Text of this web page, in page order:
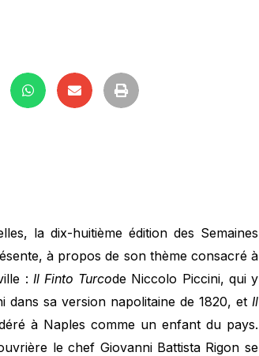
la dix-huitième édition des Semaines
à propos de son thème consacré à
: Il Finto Turcode Niccolo Piccini, qui y
dans sa version napolitaine de 1820, et Il
à Naples comme un enfant du pays.
le chef Giovanni Battista Rigon se